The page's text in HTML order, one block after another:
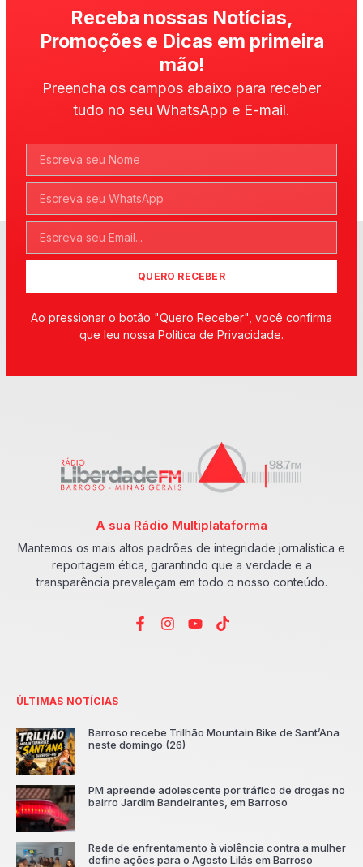
Receba nossas Notícias,
Promoções e Dicas em primeira
mão!
Preencha os campos abaixo para receber
tudo no seu WhatsApp e E-mail.
QUERO RECEBER
Ao pressionar o botão "Quero Receber", você confirma
que leu nossa Política de Privacidade.
A sua Rádio Multiplataforma
Mantemos os mais altos padrões de integridade jornalística e
reportagem ética, garantindo que a verdade e a
transparência prevaleçam em todo o nosso conteúdo.
ÚLTIMAS NOTÍCIAS
Barroso recebe Trilhão Mountain Bike de Sant’Ana
neste domingo (26)
PM apreende adolescente por tráfico de drogas no
bairro Jardim Bandeirantes, em Barroso
Rede de enfrentamento à violência contra a mulher
define ações para o Agosto Lilás em Barroso